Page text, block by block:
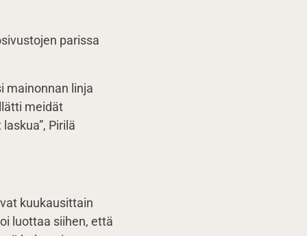
parissa
mainonnan linja
meidät
Pirilä
kuukausittain
luottaa siihen, että